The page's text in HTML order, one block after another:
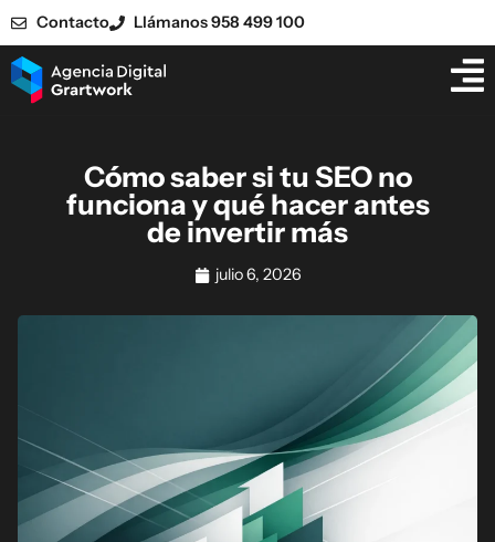
Contacto Llámanos 958 499 100
Cómo saber si tu SEO no
funciona y qué hacer antes
de invertir más
julio 6, 2026